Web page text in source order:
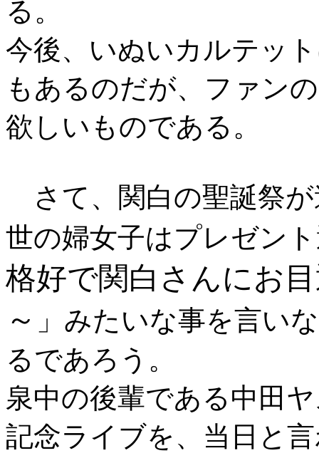
る。
今後、いぬいカルテッ
もあるのだが、ファン
欲しいものである。
さて、関白の聖誕祭
世の婦女子はプレゼン
格好で関白さんにお
～ 」みたいな事を言い
るであろう。
泉中の後輩である中田
記念ライブを、当日と